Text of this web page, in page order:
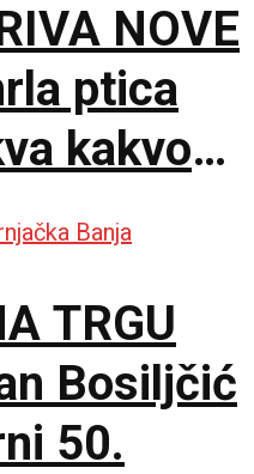
NOVE
ptica
kakvom
TRGU
Bosiljčić
50.